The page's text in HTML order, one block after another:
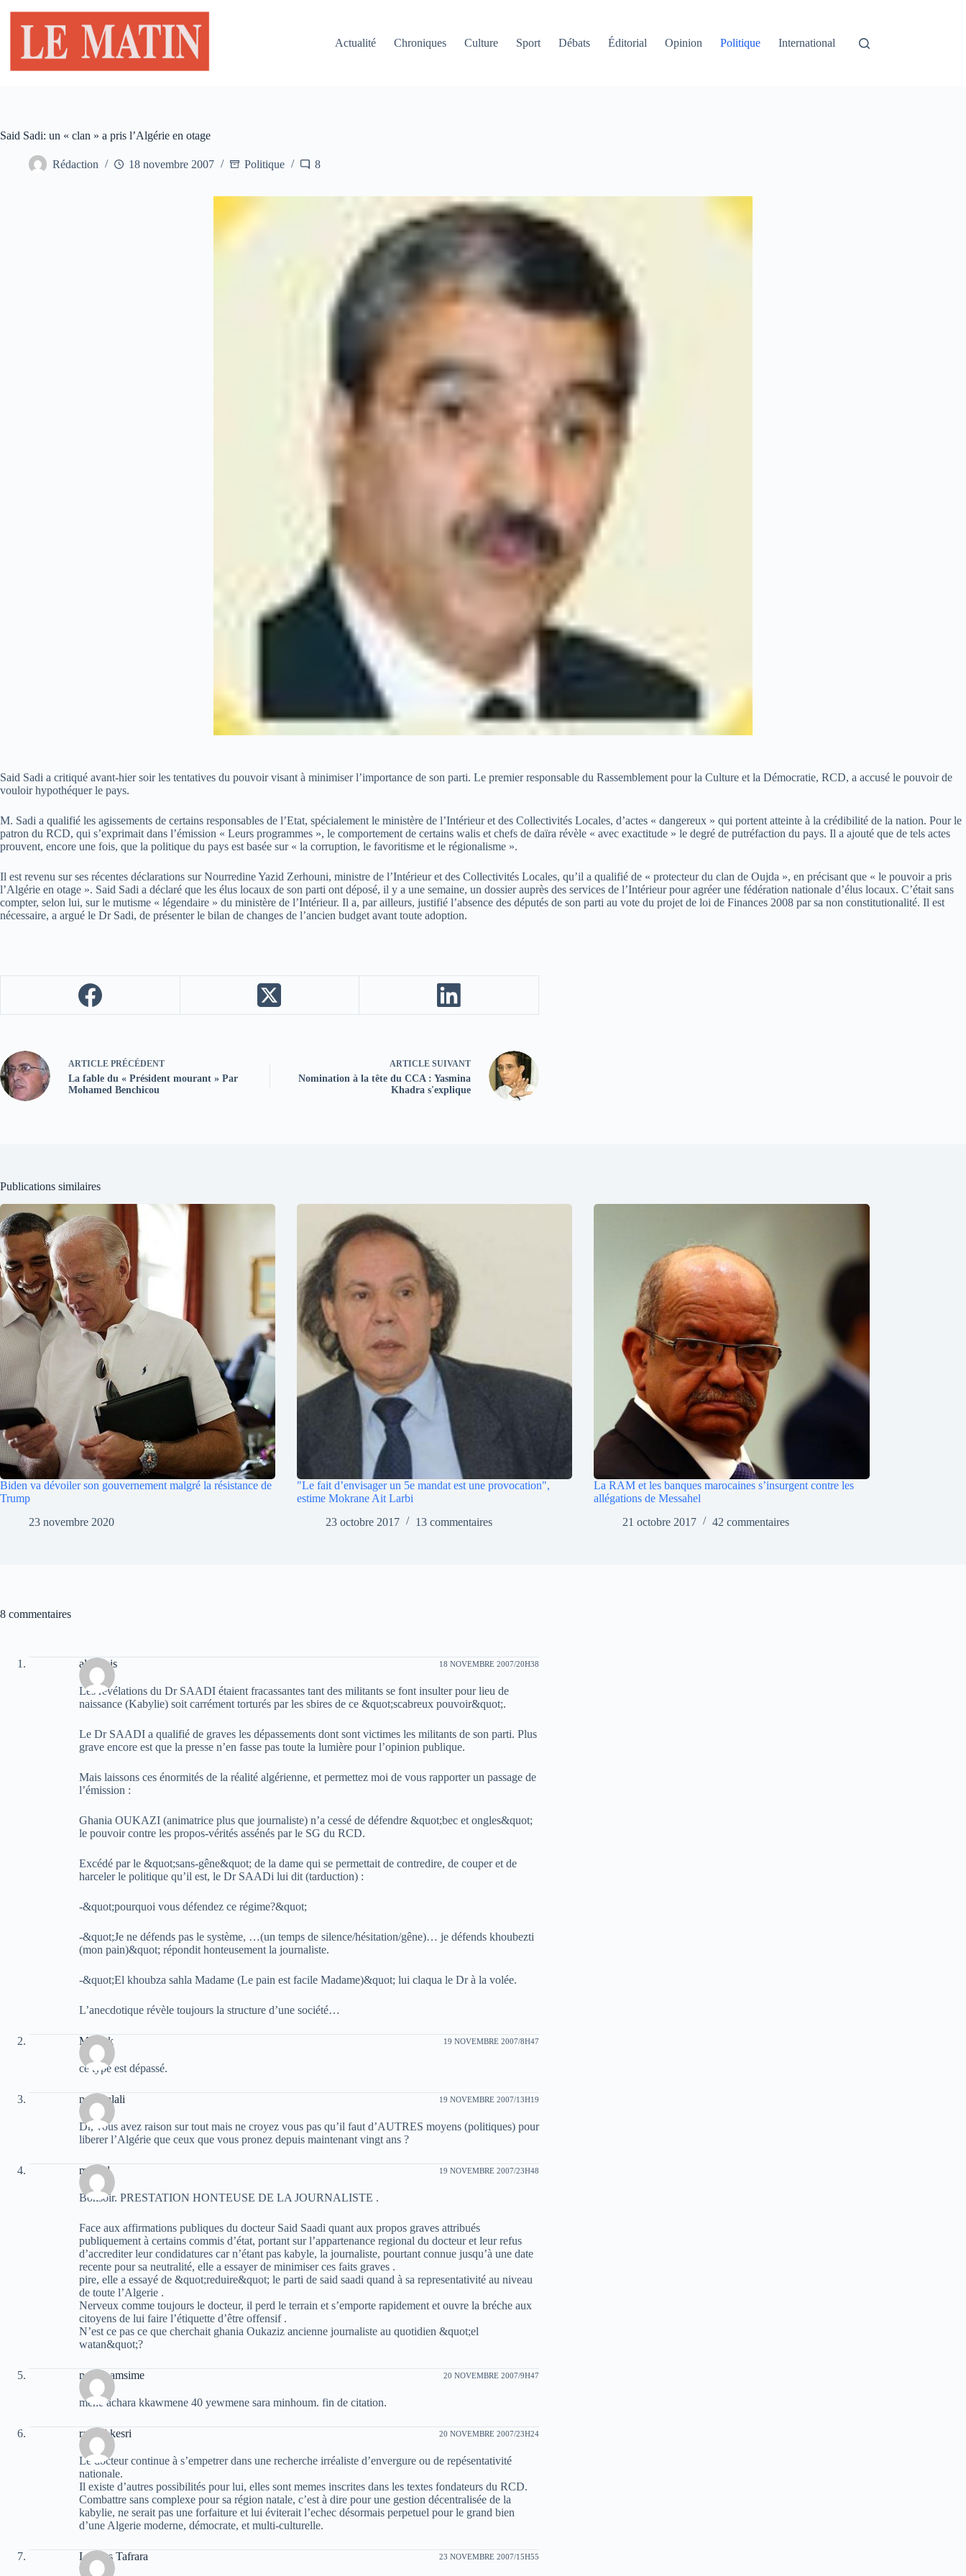
contenu
Actualité
Chroniques Culture Sport Débats Éditorial Opinion Politique International
Said Sadi: un « clan » a pris l’Algérie en otage
Rédaction 18 novembre 2007 Politique 8
Said Sadi a critiqué avant-hier soir les tentatives du pouvoir visant à minimiser l’importance de son parti. Le premier responsable du Rassemblement pour la Culture et la Démocratie, RCD, a accusé le pouvoir de
vouloir hypothéquer le pays.
M. Sadi a qualifié les agissements de certains responsables de l’Etat, spécialement le ministère de l’Intérieur et des Collectivités Locales, d’actes « dangereux » qui portent atteinte à la crédibilité de la nation. Pour le
patron du RCD, qui s’exprimait dans l’émission « Leurs programmes », le comportement de certains walis et chefs de daïra révèle « avec exactitude » le degré de putréfaction du pays. Il a ajouté que de tels actes
prouvent, encore une fois, que la politique du pays est basée sur « la corruption, le favoritisme et le régionalisme ».
Il est revenu sur ses récentes déclarations sur Nourredine Yazid Zerhouni, ministre de l’Intérieur et des Collectivités Locales, qu’il a qualifié de « protecteur du clan de Oujda », en précisant que « le pouvoir a pris
l’Algérie en otage ». Said Sadi a déclaré que les élus locaux de son parti ont déposé, il y a une semaine, un dossier auprès des services de l’Intérieur pour agréer une fédération nationale d’élus locaux. C’était sans
compter, selon lui, sur le mutisme « légendaire » du ministère de l’Intérieur. Il a, par ailleurs, justifié l’absence des députés de son parti au vote du projet de loi de Finances 2008 par sa non constitutionalité. Il est
nécessaire, a argué le Dr Sadi, de présenter le bilan de changes de l’ancien budget avant toute adoption.
ARTICLE PRÉCÉDENT
La fable du « Président mourant » Par
Mohamed Benchicou
ARTICLE SUIVANT
Nomination à la tête du CCA : Yasmina
Khadra s'explique
Publications similaires
Biden va dévoiler son gouvernement malgré la résistance de
Trump
23 novembre 2020
"Le fait d’envisager un 5e mandat est une provocation",
estime Mokrane Ait Larbi
23 octobre 2017
13 commentaires
La RAM et les banques marocaines s’insurgent contre les
allégations de Messahel
21 octobre 2017
42 commentaires
8 commentaires
alger ois 18 NOVEMBRE 2007/20H38
Les révélations du Dr SAADI étaient fracassantes tant des militants se font insulter pour lieu de
naissance (Kabylie) soit carrément torturés par les sbires de ce &quot;scabreux pouvoir&quot;.
Le Dr SAADI a qualifié de graves les dépassements dont sont victimes les militants de son parti. Plus
grave encore est que la presse n’en fasse pas toute la lumière pour l’opinion publique.
Mais laissons ces énormités de la réalité algérienne, et permettez moi de vous rapporter un passage de
l’émission :
Ghania OUKAZI (animatrice plus que journaliste) n’a cessé de défendre &quot;bec et ongles&quot;
le pouvoir contre les propos-vérités assénés par le SG du RCD.
Excédé par le &quot;sans-gêne&quot; de la dame qui se permettait de contredire, de couper et de
harceler le politique qu’il est, le Dr SAADi lui dit (tarduction) :
-&quot;pourquoi vous défendez ce régime?&quot;
-&quot;Je ne défends pas le système, …(un temps de silence/hésitation/gêne)… je défends khoubezti
(mon pain)&quot; répondit honteusement la journaliste.
-&quot;El khoubza sahla Madame (Le pain est facile Madame)&quot; lui claqua le Dr à la volée.
L’anecdotique révèle toujours la structure d’une société…
Merzak 19 NOVEMBRE 2007/8H47
ce type est dépassé.
nacer alali 19 NOVEMBRE 2007/13H19
Dr, vous avez raison sur tout mais ne croyez vous pas qu’il faut d’AUTRES moyens (politiques) pour
liberer l’Algérie que ceux que vous pronez depuis maintenant vingt ans ?
madjid 19 NOVEMBRE 2007/23H48
Bonsoir. PRESTATION HONTEUSE DE LA JOURNALISTE .
Face aux affirmations publiques du docteur Said Saadi quant aux propos graves attribués
publiquement à certains commis d’état, portant sur l’appartenance regional du docteur et leur refus
d’accrediter leur condidatures car n’étant pas kabyle, la journaliste, pourtant connue jusqu’à une date
recente pour sa neutralité, elle a essayer de minimiser ces faits graves .
pire, elle a essayé de &quot;reduire&quot; le parti de said saadi quand à sa representativité au niveau
de toute l’Algerie .
Nerveux comme toujours le docteur, il perd le terrain et s’emporte rapidement et ouvre la bréche aux
citoyens de lui faire l’étiquette d’être offensif .
N’est ce pas ce que cherchait ghania Oukaziz ancienne journaliste au quotidien &quot;el
watan&quot;?
nasser amsime 20 NOVEMBRE 2007/9H47
mene âchara kkawmene 40 yewmene sara minhoum. fin de citation.
rachid kesri 20 NOVEMBRE 2007/23H24
Le docteur continue à s’empetrer dans une recherche irréaliste d’envergure ou de repésentativité
nationale.
Il existe d’autres possibilités pour lui, elles sont memes inscrites dans les textes fondateurs du RCD.
Combattre sans complexe pour sa région natale, c’est à dire pour une gestion décentralisée de la
kabylie, ne serait pas une forfaiture et lui éviterait l’echec désormais perpetuel pour le grand bien
d’une Algerie moderne, démocrate, et multi-culturelle.
Lounes Tafrara 23 NOVEMBRE 2007/15H55